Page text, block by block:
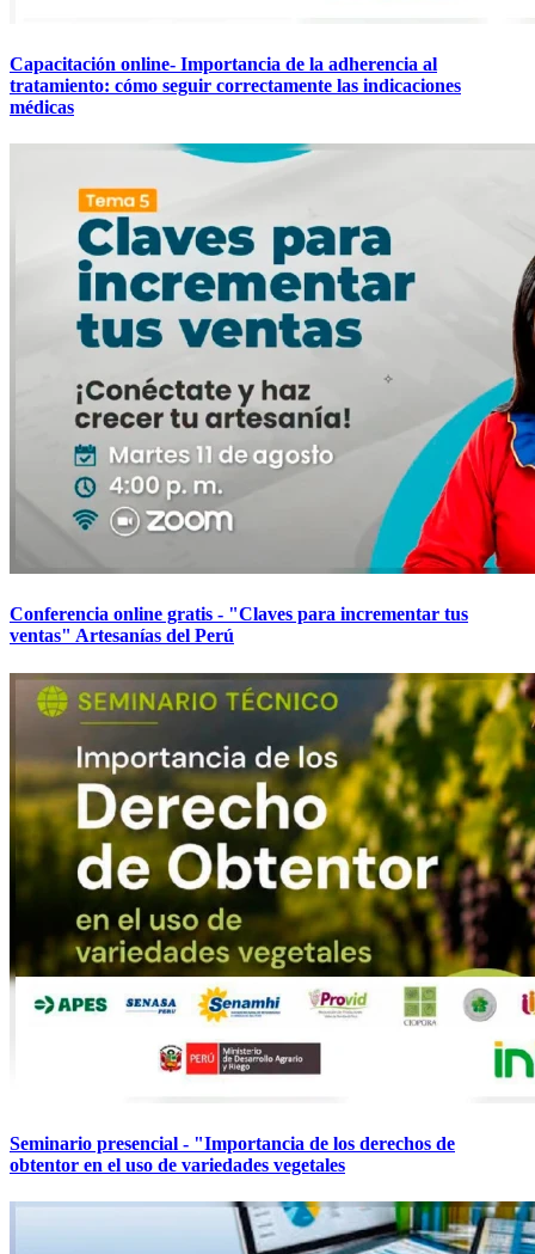
Capacitación online- Importancia de la adherencia al
tratamiento: cómo seguir correctamente las indicaciones
médicas
Conferencia online gratis - "Claves para incrementar tus
ventas" Artesanías del Perú
Seminario presencial - "Importancia de los derechos de
obtentor en el uso de variedades vegetales